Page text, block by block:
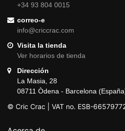
+34 93 804 0015
correo-e
info@criccrac.com
Visita la tienda
Ver horarios de tienda
Dirección
La Masia, 28
08711 Òdena - Barcelona
© Cric Crac | VAT no. ESB-